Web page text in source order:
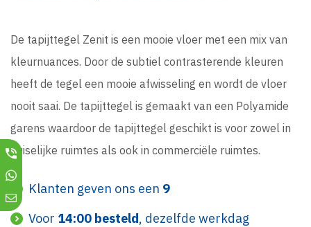
De tapijttegel Zenit is een mooie vloer met een mix van
kleurnuances. Door de subtiel contrasterende kleuren
heeft de tegel een mooie afwisseling en wordt de vloer
nooit saai. De tapijttegel is gemaakt van een Polyamide
garens waardoor de tapijttegel geschikt is voor zowel in
huiselijke ruimtes als ook in commerciële ruimtes.
Klanten geven ons een 9
Voor 14:00 besteld, dezelfde werkdag